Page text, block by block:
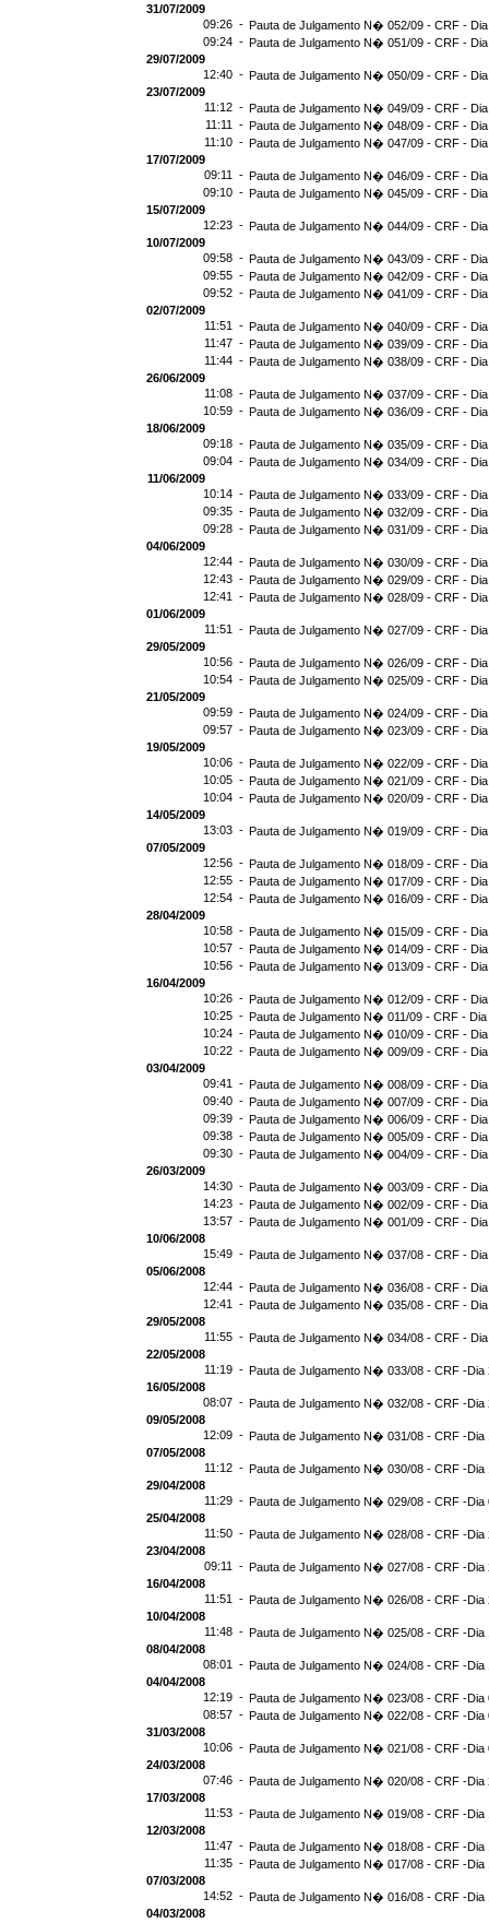
31/07/2009
09:26 - Pauta de Julgamento N� 052/09 - CRF -
09:24 - Pauta de Julgamento N� 051/09 - CRF -
29/07/2009
12:40 - Pauta de Julgamento N� 050/09 - CRF -
23/07/2009
11:12 - Pauta de Julgamento N� 049/09 - CRF -
11:11 - Pauta de Julgamento N� 048/09 - CRF -
11:10 - Pauta de Julgamento N� 047/09 - CRF -
17/07/2009
09:11 - Pauta de Julgamento N� 046/09 - CRF -
09:10 - Pauta de Julgamento N� 045/09 - CRF -
15/07/2009
12:23 - Pauta de Julgamento N� 044/09 - CRF -
10/07/2009
09:58 - Pauta de Julgamento N� 043/09 - CRF -
09:55 - Pauta de Julgamento N� 042/09 - CRF -
09:52 - Pauta de Julgamento N� 041/09 - CRF -
02/07/2009
11:51 - Pauta de Julgamento N� 040/09 - CRF -
11:47 - Pauta de Julgamento N� 039/09 - CRF -
11:44 - Pauta de Julgamento N� 038/09 - CRF -
26/06/2009
11:08 - Pauta de Julgamento N� 037/09 - CRF -
10:59 - Pauta de Julgamento N� 036/09 - CRF -
18/06/2009
09:18 - Pauta de Julgamento N� 035/09 - CRF -
09:04 - Pauta de Julgamento N� 034/09 - CRF -
11/06/2009
10:14 - Pauta de Julgamento N� 033/09 - CRF -
09:35 - Pauta de Julgamento N� 032/09 - CRF -
09:28 - Pauta de Julgamento N� 031/09 - CRF -
04/06/2009
12:44 - Pauta de Julgamento N� 030/09 - CRF -
12:43 - Pauta de Julgamento N� 029/09 - CRF -
12:41 - Pauta de Julgamento N� 028/09 - CRF -
01/06/2009
11:51 - Pauta de Julgamento N� 027/09 - CRF -
29/05/2009
10:56 - Pauta de Julgamento N� 026/09 - CRF -
10:54 - Pauta de Julgamento N� 025/09 - CRF -
21/05/2009
09:59 - Pauta de Julgamento N� 024/09 - CRF -
09:57 - Pauta de Julgamento N� 023/09 - CRF -
19/05/2009
10:06 - Pauta de Julgamento N� 022/09 - CRF -
10:05 - Pauta de Julgamento N� 021/09 - CRF -
10:04 - Pauta de Julgamento N� 020/09 - CRF -
14/05/2009
13:03 - Pauta de Julgamento N� 019/09 - CRF -
07/05/2009
12:56 - Pauta de Julgamento N� 018/09 - CRF -
12:55 - Pauta de Julgamento N� 017/09 - CRF -
12:54 - Pauta de Julgamento N� 016/09 - CRF -
28/04/2009
10:58 - Pauta de Julgamento N� 015/09 - CRF -
10:57 - Pauta de Julgamento N� 014/09 - CRF -
10:56 - Pauta de Julgamento N� 013/09 - CRF -
16/04/2009
10:26 - Pauta de Julgamento N� 012/09 - CRF -
10:25 - Pauta de Julgamento N� 011/09 - CRF - Dia
10:24 - Pauta de Julgamento N� 010/09 - CRF -
10:22 - Pauta de Julgamento N� 009/09 - CRF -
03/04/2009
09:41 - Pauta de Julgamento N� 008/09 - CRF -
09:40 - Pauta de Julgamento N� 007/09 - CRF -
09:39 - Pauta de Julgamento N� 006/09 - CRF -
09:38 - Pauta de Julgamento N� 005/09 - CRF -
09:30 - Pauta de Julgamento N� 004/09 - CRF -
26/03/2009
14:30 - Pauta de Julgamento N� 003/09 - CRF -
14:23 - Pauta de Julgamento N� 002/09 - CRF -
13:57 - Pauta de Julgamento N� 001/09 - CRF -
10/06/2008
15:49 - Pauta de Julgamento N� 037/08 - CRF -
05/06/2008
12:44 - Pauta de Julgamento N� 036/08 - CRF - Dia
12:41 - Pauta de Julgamento N� 035/08 - CRF -
29/05/2008
11:55 - Pauta de Julgamento N� 034/08 - CRF -
22/05/2008
11:19 - Pauta de Julgamento N� 033/08 - CRF -Dia
16/05/2008
08:07 - Pauta de Julgamento N� 032/08 - CRF -Dia
09/05/2008
12:09 - Pauta de Julgamento N� 031/08 - CRF -Dia
07/05/2008
11:12 - Pauta de Julgamento N� 030/08 - CRF -Dia
29/04/2008
11:29 - Pauta de Julgamento N� 029/08 - CRF -Dia
25/04/2008
11:50 - Pauta de Julgamento N� 028/08 - CRF -Dia
23/04/2008
09:11 - Pauta de Julgamento N� 027/08 - CRF -Dia
16/04/2008
11:51 - Pauta de Julgamento N� 026/08 - CRF -Dia
10/04/2008
11:48 - Pauta de Julgamento N� 025/08 - CRF -Dia
08/04/2008
08:01 - Pauta de Julgamento N� 024/08 - CRF -Dia
04/04/2008
12:19 - Pauta de Julgamento N� 023/08 - CRF -Dia
08:57 - Pauta de Julgamento N� 022/08 - CRF -Dia
31/03/2008
10:06 - Pauta de Julgamento N� 021/08 - CRF -Dia
24/03/2008
07:46 - Pauta de Julgamento N� 020/08 - CRF -Dia
17/03/2008
11:53 - Pauta de Julgamento N� 019/08 - CRF -Dia
12/03/2008
11:47 - Pauta de Julgamento N� 018/08 - CRF -Dia
11:35 - Pauta de Julgamento N� 017/08 - CRF -Dia
07/03/2008
14:52 - Pauta de Julgamento N� 016/08 - CRF -Dia
04/03/2008